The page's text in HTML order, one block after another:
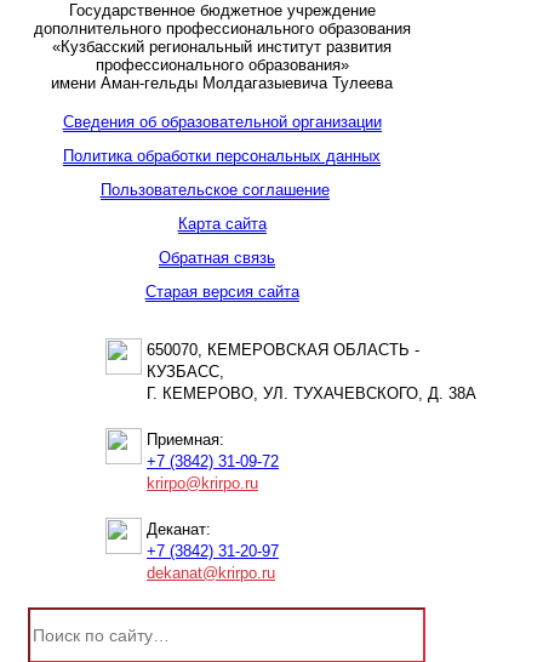
Государственное бюджетное учреждение
дополнительного профессионального образования
«Кузбасский региональный институт развития
профессионального образования»
имени Аман-гельды Молдагазыевича Тулеева
Сведения об образовательной организации
Политика обработки персональных данных
Пользовательское соглашение
Карта сайта
Обратная связь
Старая версия сайта
650070, КЕМЕРОВСКАЯ ОБЛАСТЬ -
КУЗБАСС,
Г. КЕМЕРОВО, УЛ. ТУХАЧЕВСКОГО, Д. 38А
Приемная:
+7 (3842) 31-09-72
krirpo@krirpo.ru
Деканат:
+7 (3842) 31-20-97
dekanat@krirpo.ru